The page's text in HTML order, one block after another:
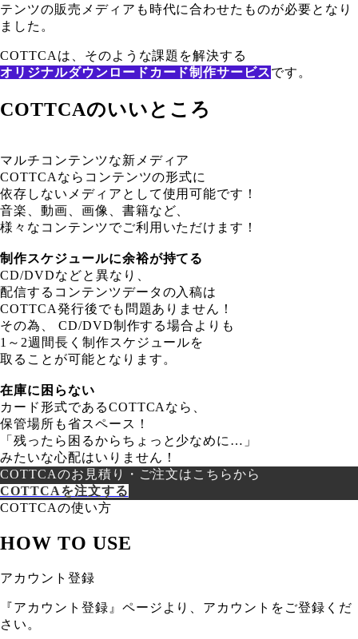
テンツの販売メディアも時代に合わせたものが必要となり
ました。
COTTCAは、そのような課題を解決する
オリジナルダウンロードカード制作サービスです。
COTTCAのいいところ
マルチコンテンツな新メディア
COTTCAならコンテンツの形式に
依存しないメディアとして使用可能です！
音楽、動画、画像、書籍など、
様々なコンテンツでご利用いただけます！
制作スケジュールに余裕が持てる
CD/DVDなどと異なり、
配信するコンテンツデータの入稿は
COTTCA発行後でも問題ありません！
その為、 CD/DVD制作する場合よりも
1～2週間長く制作スケジュールを
取ることが可能となります。
在庫に困らない
カード形式であるCOTTCAなら、
保管場所も省スペース！
「残ったら困るからちょっと少なめに…」
みたいな心配はいりません！
COTTCAのお見積り・ご注文はこちらから
COTTCAを注文する
COTTCAの使い方
HOW TO USE
アカウント登録
『アカウント登録』ページより、アカウントをご登録くだ
さい。